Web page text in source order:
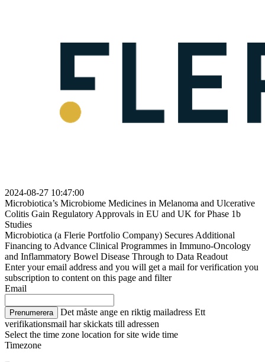
2024-08-27 10:47:00
Microbiotica’s Microbiome Medicines in Melanoma and Ulcerative
Colitis Gain Regulatory Approvals in EU and UK for Phase 1b
Studies
Microbiotica (a Flerie Portfolio Company) Secures Additional
Financing to Advance Clinical Programmes in Immuno-Oncology
and Inflammatory Bowel Disease Through to Data Readout
Enter your email address and you will get a mail for verification you
subscription to content on this page and filter
Email
Prenumerera Det måste ange en riktig mailadress Ett
verifikationsmail har skickats till adressen
Select the time zone location for site wide time
Timezone